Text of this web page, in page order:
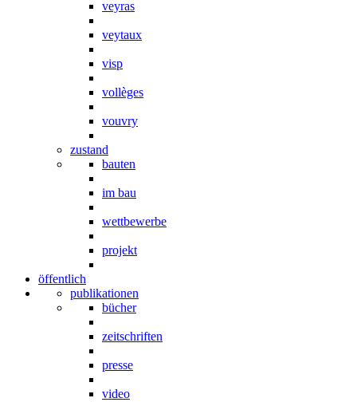
veyras
veytaux
visp
vollèges
vouvry
zustand
bauten
im bau
wettbewerbe
projekt
öffentlich
publikationen
bücher
zeitschriften
presse
video